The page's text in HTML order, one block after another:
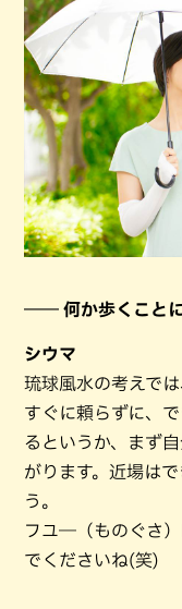
―― 何か歩くことに
シウマ
琉球風水の考えで
すぐに頼らずに、
るというか、まず
がります。近場は
う。
フユ―（ものぐさ
でくださいね(笑)